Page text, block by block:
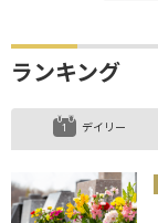
ランキング
デイリー